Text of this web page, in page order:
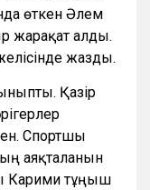
өткен Әлем
жарақат алды.
жазды.
Қазір
Спортшы
аяқталғанын
Карими тұңғыш